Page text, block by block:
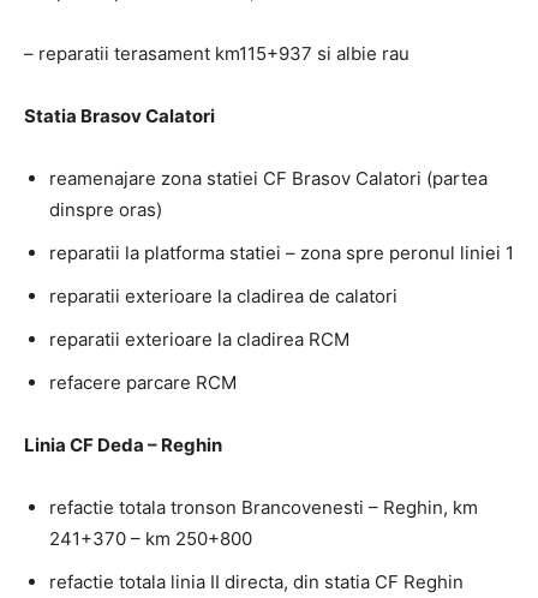
– reparatii terasament km115+937 si albie rau
Statia Brasov Calatori
reamenajare zona statiei CF Brasov Calatori (partea
dinspre oras)
reparatii la platforma statiei – zona spre peronul liniei 1
reparatii exterioare la cladirea de calatori
reparatii exterioare la cladirea RCM
refacere parcare RCM
Linia CF Deda – Reghin
refactie totala tronson Brancovenesti – Reghin, km
241+370 – km 250+800
refactie totala linia II directa, din statia CF Reghin